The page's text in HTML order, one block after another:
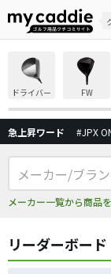
ドライバー FW
急上昇ワード #JPX
メーカー一覧から商品
リーダーボード